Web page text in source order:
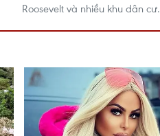
Roosevelt và nhiều khu dân cư.